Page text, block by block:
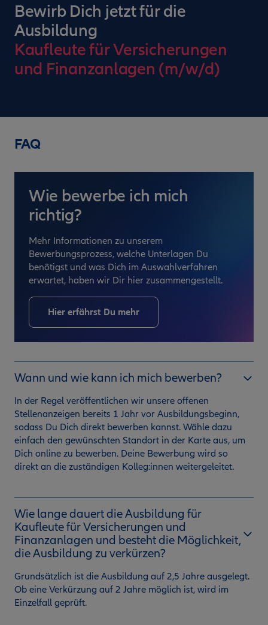
Bewirb Dich jetzt für die
Ausbildung
Kaufleute für Versicherungen
und Finanzanlagen (m/w/d)
FAQ
Wie bewerbe ich mich
richtig?
Mehr Informationen zu unserem
Bewerbungsprozess, welche Unterlagen Du
benötigst und was Dich im Auswahlverfahren
erwartet, haben wir Dir hier zusammengestellt.
Hier erfährst Du mehr
Wann und wie kann ich mich bewerben?
In der Regel veröffentlichen wir unsere offenen
Stellenanzeigen bereits 1 Jahr vor Ausbildungsbeginn,
sodass Du Dich direkt bewerben kannst. Wähle dazu
einfach den gewünschten Standort in der Karte aus, um
Dich online zu bewerben. Deine Bewerbung wird so
direkt an die zuständigen Kolleg:innen weitergeleitet.
Wie lange dauert die Ausbildung für
Kaufleute für Versicherungen und
Finanzanlagen und besteht die Möglichkeit,
die Ausbildung zu verkürzen?
Grundsätzlich ist die Ausbildung auf 2,5 Jahre ausgelegt.
Ob eine Verkürzung auf 2 Jahre möglich ist, wird im
Einzelfall geprüft.